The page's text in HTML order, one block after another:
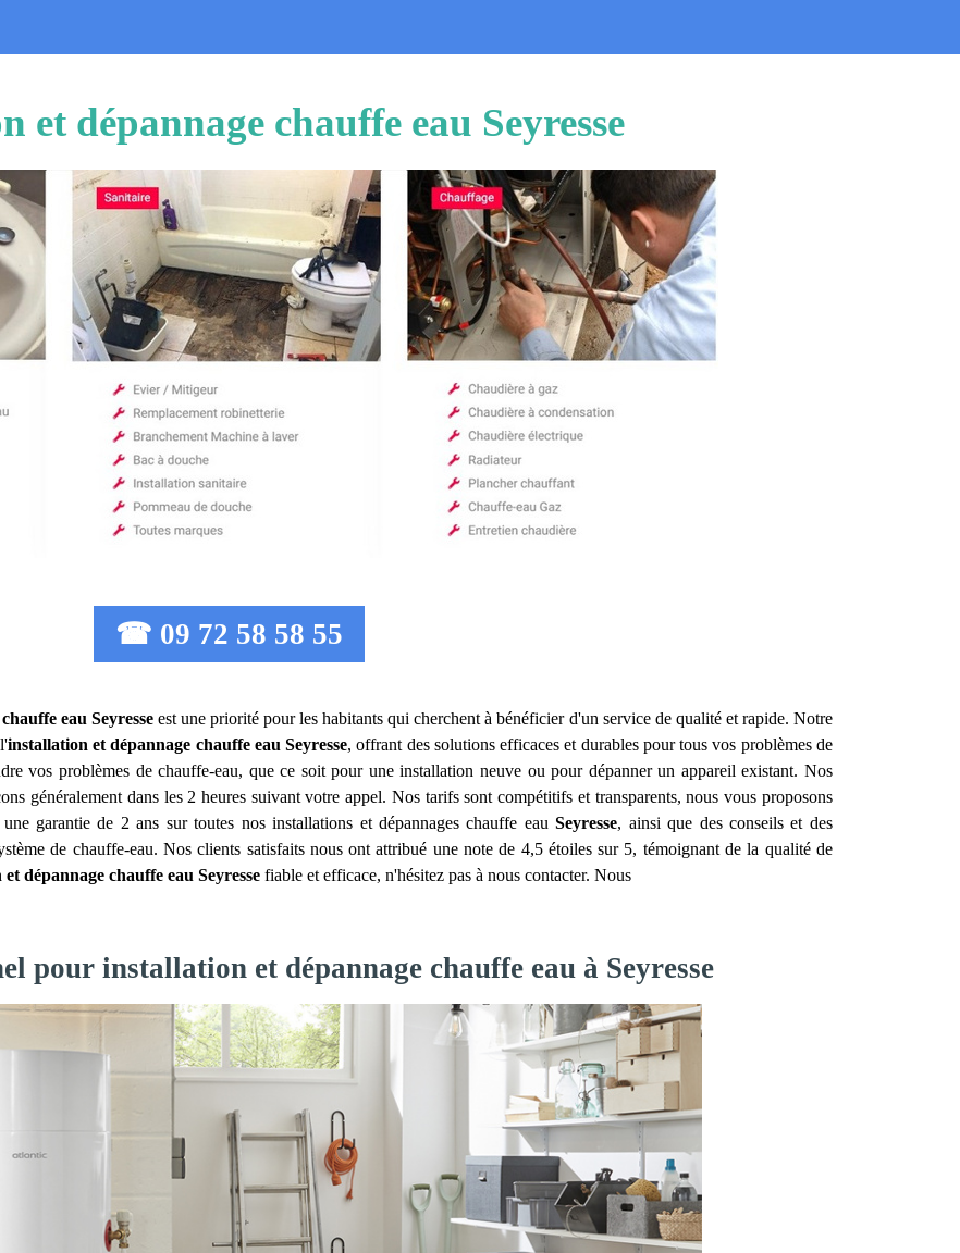
et dépannage chauffe eau Seyresse
☎ 09 72 58 58 55
eau Seyresseest une priorité pour les habitants qui cherchent à bénéficier d'un service de qualité et rapide. Notre
installation et dépannage chauffe eau Seyresse, offrant des solutions efficaces et durables pour tous vos problèmes de
vos problèmes de chauffe-eau, que ce soit pour une installation neuve ou pour dépanner un appareil existant. Nos
généralement dans les 2 heures suivant votre appel. Nos tarifs sont compétitifs et transparents, nous vous proposons
garantie de 2 ans sur toutes nos installations et dépannages chauffe eauSeyresse, ainsi que des conseils et des
de chauffe-eau. Nos clients satisfaits nous ont attribué une note de 4,5 étoiles sur 5, témoignant de la qualité de
dépannage chauffe eau Seyresse fiable et efficace, n'hésitez pas à nous contacter. Nous
pour installation et dépannage chauffe eau à Seyresse